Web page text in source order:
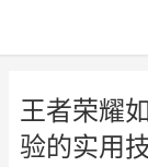
王者荣耀
验的实用